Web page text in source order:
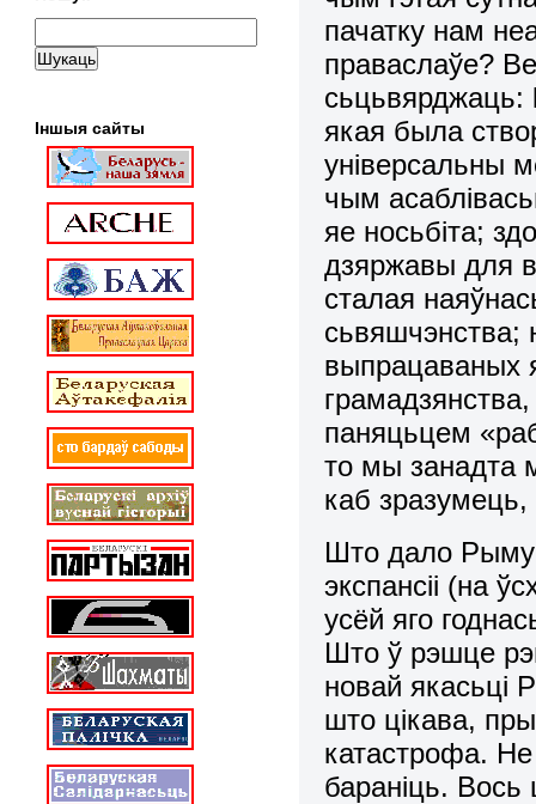
пачатку нам
праваслаўе?
сьцьвярджаць:
якая была
універсальны
чым
яе носьбіта;
дзяржавы для
сталая
сьвяшчэнства;
выпрацаваных
паняцьцем
то мы занадта
каб
Што дало Рыму
экспансіі (на
усёй яго
Што ў рэшце
новай якасьці
што цікава,
катастрофа. Не
бараніць.
Іншыя сайты